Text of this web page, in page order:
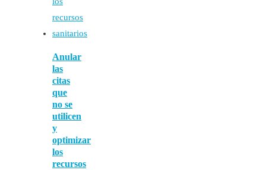
Anular
las
citas
que
no se
utilicen
y
optimizar
los
recursos